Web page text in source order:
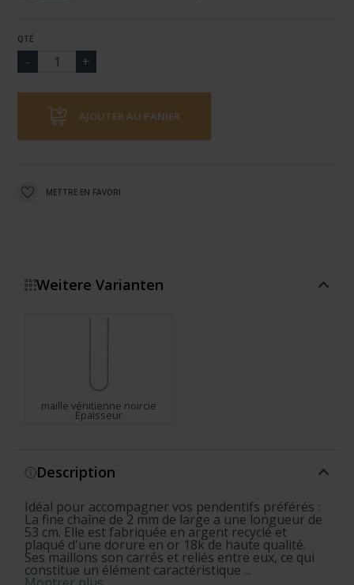
QTÉ
AJOUTER AU PANIER
METTRE EN FAVORI
Weitere Varianten
maille vénitienne noircie
Épaisseur
Description
Idéal pour accompagner vos pendentifs préférés :
La fine chaîne de 2 mm de large a une longueur de
53 cm. Elle est fabriquée en argent recyclé et
plaqué d'une dorure en or 18k de haute qualité.
Ses maillons son carrés et reliés entre eux, ce qui
constitue un élément caractéristique ...